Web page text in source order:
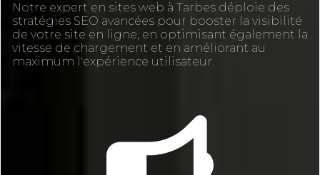
Notre expert en sites web à Tarbes déploie des
stratégies SEO avancées pour booster la visibilité
de votre site en ligne, en optimisant également la
vitesse de chargement et en améliorant au
maximum l'expérience utilisateur.